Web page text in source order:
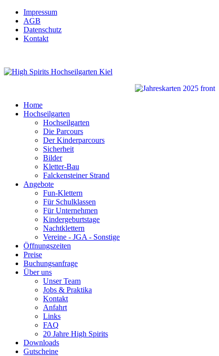
Impressum
AGB
Datenschutz
Kontakt
Home
Hochseilgarten
Hochseilgarten
Die Parcours
Der Kinderparcours
Sicherheit
Bilder
Kletter-Bau
Falckensteiner Strand
Angebote
Fun-Klettern
Für Schulklassen
Für Unternehmen
Kindergeburtstage
Nachtklettern
Vereine - JGA - Sonstige
Öffnungszeiten
Preise
Buchungsanfrage
Über uns
Unser Team
Jobs & Praktika
Kontakt
Anfahrt
Links
FAQ
20 Jahre High Spirits
Downloads
Gutscheine